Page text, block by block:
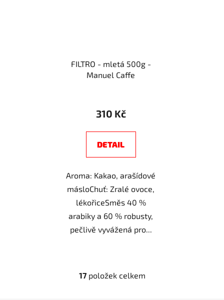
FILTRO - mletá 500g -
Manuel Caffe
310 Kč
DETAIL
Aroma: Kakao, arašídové
másloChuť: Zralé ovoce,
lékořiceSměs 40 %
arabiky a 60 % robusty,
pečlivě vyvážená pro...
O
17položek celkem